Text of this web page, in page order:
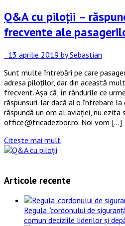
Q&A cu piloții –
frecvente ale
13 aprilie 2019 by Sebastian
Sunt multe întrebări pe care
adresa piloților, dar din această
frecvent. Așa că, în rândurile ce
răspunsuri. Iar dacă ai o întrebare
răspundă un om al aviației, nu ezita
office@fricadezbor.ro. Noi vom […]
Citește mai mult
Articole recente
Regula “cordonului de
comun deciziile liderilor și